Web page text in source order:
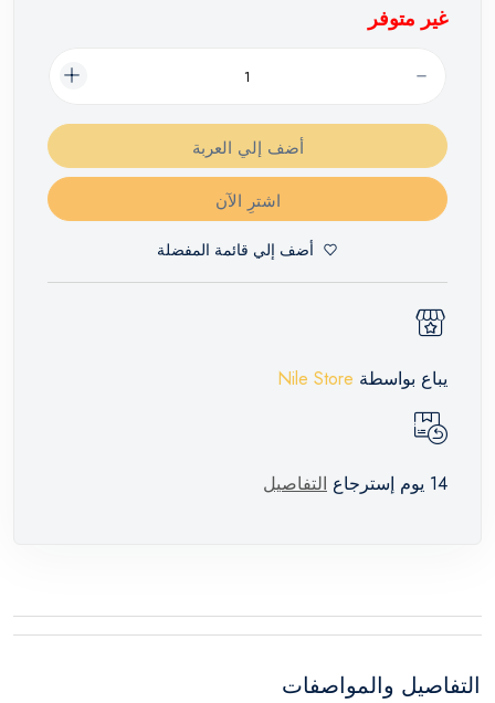
غير متوفر
أضف إلي العربة
اشترِ الآن
أضف إلي قائمة المفضلة
يباع بواسطة Nile Store
14 يوم إسترجاع التفاصيل
التفاصيل والمواصفات